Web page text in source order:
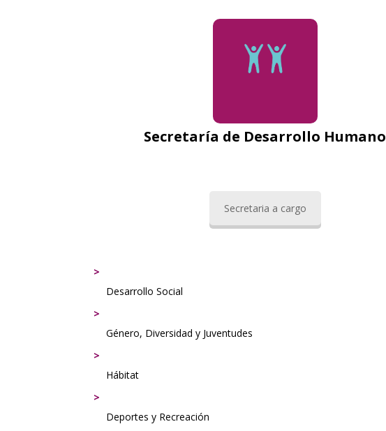
Secretaría de Desarrollo Humano
Secretaria a cargo
Desarrollo Social
Género, Diversidad y Juventudes
Hábitat
Deportes y Recreación